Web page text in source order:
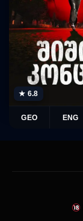
★ 6.8
GEO ENG